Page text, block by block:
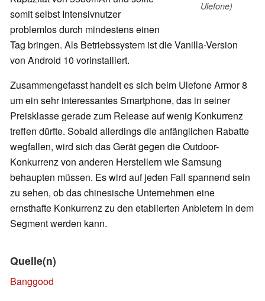
Ulefone)
somit selbst Intensivnutzer
problemlos durch mindestens einen
Tag bringen. Als Betriebssystem ist die Vanilla-Version
von Android 10 vorinstalliert.
Zusammengefasst handelt es sich beim Ulefone Armor 8
um ein sehr interessantes Smartphone, das in seiner
Preisklasse gerade zum Release auf wenig Konkurrenz
treffen dürfte. Sobald allerdings die anfänglichen Rabatte
wegfallen, wird sich das Gerät gegen die Outdoor-
Konkurrenz von anderen Herstellern wie Samsung
behaupten müssen. Es wird auf jeden Fall spannend sein
zu sehen, ob das chinesische Unternehmen eine
ernsthafte Konkurrenz zu den etablierten Anbietern in dem
Segment werden kann.
Quelle(n)
Banggood